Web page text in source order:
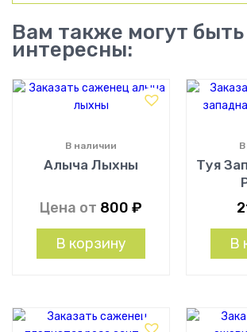
Вам также могут быть
интересны:
Алыча Лыхны
В наличии
Цена от 800 ₽
В корзину
Туя
В